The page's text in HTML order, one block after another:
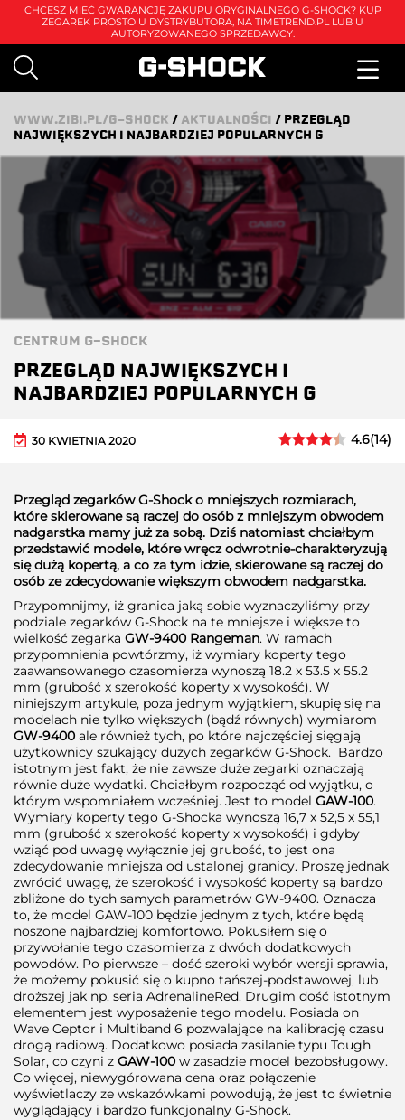
CHCESZ MIEĆ GWARANCJĘ ZAKUPU ORYGINALNEGO G-SHOCK? KUP
ZEGAREK PROSTO U DYSTRYBUTORA, NA TIMETREND.PL LUB U
AUTORYZOWANEGO SPRZEDAWCY.
WWW.ZIBI.PL/G-SHOCK / AKTUALNOŚCI / PRZEGLĄD
NAJWIĘKSZYCH I NAJBARDZIEJ POPULARNYCH G
CENTRUM G-SHOCK
PRZEGLĄD NAJWIĘKSZYCH I
NAJBARDZIEJ POPULARNYCH G
30 KWIETNIA 2020 4.6(14)
Przegląd zegarków G-Shock o mniejszych rozmiarach,
które skierowane są raczej do osób z mniejszym obwodem
nadgarstka mamy już za sobą. Dziś natomiast chciałbym
przedstawić modele, które wręcz odwrotnie-charakteryzują
się dużą kopertą, a co za tym idzie, skierowane są raczej do
osób ze zdecydowanie większym obwodem nadgarstka.
Przypomnijmy, iż granica jaką sobie wyznaczyliśmy przy
podziale zegarków G-Shock na te mniejsze i większe to
wielkość zegarka GW-9400 Rangeman. W ramach
przypomnienia powtórzmy, iż wymiary koperty tego
zaawansowanego czasomierza wynoszą 18.2 x 53.5 x 55.2
mm (grubość x szerokość koperty x wysokość). W
niniejszym artykule, poza jednym wyjątkiem, skupię się na
modelach nie tylko większych (bądź równych) wymiarom
GW-9400 ale również tych, po które najczęściej sięgają
użytkownicy szukający dużych zegarków G-Shock. Bardzo
istotnym jest fakt, że nie zawsze duże zegarki oznaczają
równie duże wydatki. Chciałbym rozpocząć od wyjątku, o
którym wspomniałem wcześniej. Jest to model GAW-100.
Wymiary koperty tego G-Shocka wynoszą 16,7 x 52,5 x 55,1
mm (grubość x szerokość koperty x wysokość) i gdyby
wziąć pod uwagę wyłącznie jej grubość, to jest ona
zdecydowanie mniejsza od ustalonej granicy. Proszę jednak
zwrócić uwagę, że szerokość i wysokość koperty są bardzo
zbliżone do tych samych parametrów GW-9400. Oznacza
to, że model GAW-100 będzie jednym z tych, które będą
noszone najbardziej komfortowo. Pokusiłem się o
przywołanie tego czasomierza z dwóch dodatkowych
powodów. Po pierwsze – dość szeroki wybór wersji sprawia,
że możemy pokusić się o kupno tańszej-podstawowej, lub
droższej jak np. seria AdrenalineRed. Drugim dość istotnym
elementem jest wyposażenie tego modelu. Posiada on
Wave Ceptor i Multiband 6 pozwalające na kalibrację czasu
drogą radiową. Dodatkowo posiada zasilanie typu Tough
Solar, co czyni z GAW-100 w zasadzie model bezobsługowy.
Co więcej, niewygórowana cena oraz połączenie
wyświetlaczy ze wskazówkami powodują, że jest to świetnie
wyglądający i bardzo funkcjonalny G-Shock.